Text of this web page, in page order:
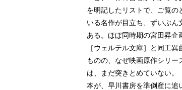
を明記したリストで、ご覧の
いる名作が目立ち、ずいぶん
ある。ほぼ同時期の宮田昇企
［ウェルテル文庫］と同工
ものの、なぜ映画原作シリー
は、まだ突きとめていない。
本が、早川書房を準倒産に追